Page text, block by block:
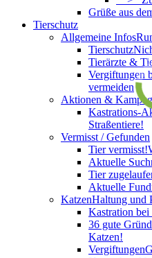
Grüße aus
Tierschutz
Allgemeine Infos
Tierschutz
Tierärzte &
Vergiftungen
vermeiden
Aktionen &
Kastrations-
Straßentiere!
Vermisst / Gefunden
Tier vermisst!
Aktuelle
Tier
Aktuelle
KatzenHaltung und
Kastration
36 gute
Katzen!
Vergiftungen